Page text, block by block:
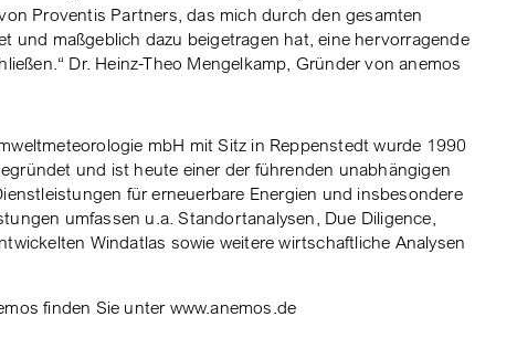
Proventis Partners, das mich durch den gesamten
und maßgeblich dazu beigetragen hat, eine hervorragende
Dr. Heinz-Theo Mengelkamp, Gründer von anemos
mbH mit Sitz in Reppenstedt wurde 1990
und ist heute einer der führenden unabhängigen
für erneuerbare Energien und insbesondere
umfassen u.a. Standortanalysen, Due Diligence,
Windatlas sowie weitere wirtschaftliche Analysen
finden Sie unter www.anemos.de